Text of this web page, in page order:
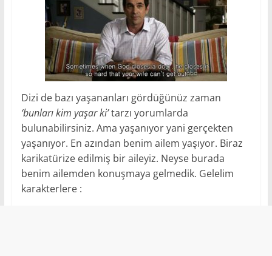
Dizi de bazı yaşananları gördüğünüz zaman
‘bunları kim yaşar ki’tarzı yorumlarda
bulunabilirsiniz. Ama yaşanıyor yani gerçekten
yaşanıyor. En azından benim ailem yaşıyor. Biraz
karikatürize edilmiş bir aileyiz. Neyse burada
benim ailemden konuşmaya gelmedik. Gelelim
karakterlere :